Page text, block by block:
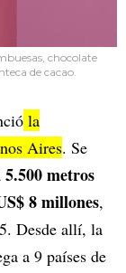
chocolate
de cacao.
la
Aires. Se
5.500 metros
8 millones,
Desde allí, la
a 9 países de